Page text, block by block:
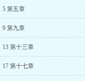
5 第五章
9 第九章
13 第十三章
17 第十七章